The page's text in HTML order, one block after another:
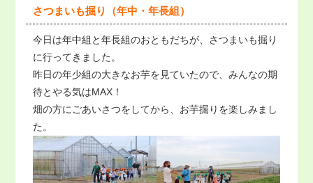
さつまいも掘り（年中・年長組）
今日は年中組と年長組のおともだちが、さつまいも掘り
に行ってきました。
昨日の年少組の大きなお芋を見ていたので、みんなの期
待とやる気はMAX！
畑の方にごあいさつをしてから、お芋掘りを楽しみまし
た。